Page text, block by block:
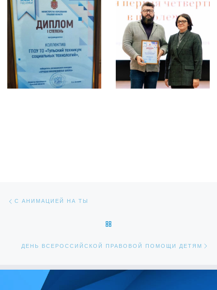
С АНИМАЦИЕЙ НА ТЫ
ДЕНЬ ВСЕРОССИЙСКОЙ ПРАВОВОЙ ПОМОЩИ ДЕТЯМ